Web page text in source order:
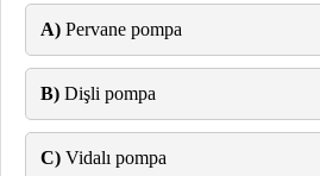
A) Pervane pompa
B) Dişli pompa
C) Vidalı pompa